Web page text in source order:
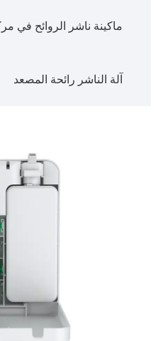
ماكينة ناشر الروائح في
آلة الناشر رائحة المصعد